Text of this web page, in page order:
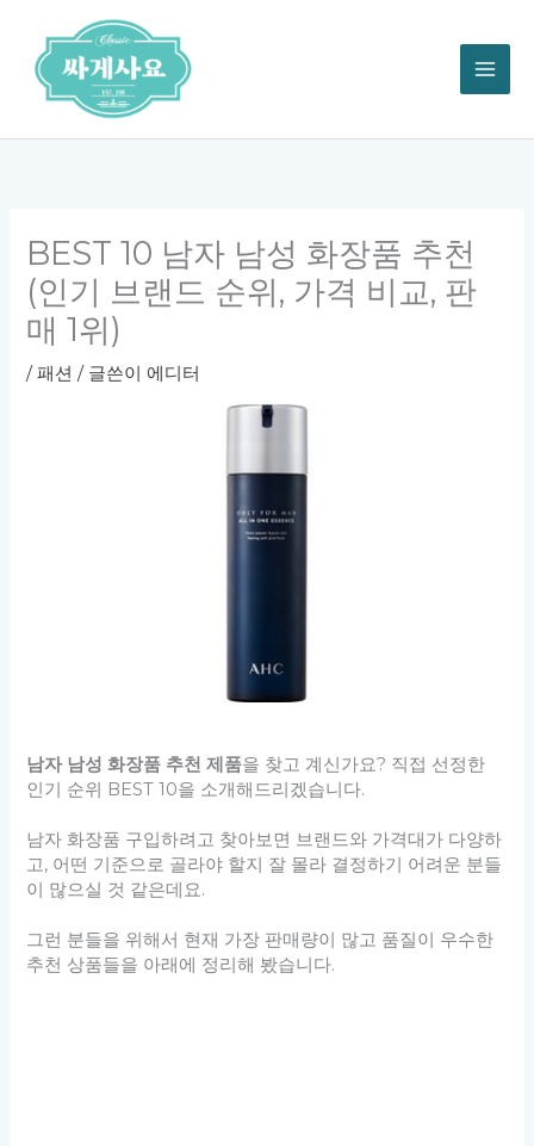
너
BEST 10 남자 남성 화장품 추천
(인기 브랜드 순위, 가격 비교, 판
매 1위)
/패션 / 글쓴이 에디터
남자 남성 화장품 추천 제품을 찾고 계신가요? 직접 선정한
인기 순위 BEST 10을 소개해드리겠습니다.
남자 화장품 구입하려고 찾아보면 브랜드와 가격대가 다양하
고, 어떤 기준으로 골라야 할지 잘 몰라 결정하기 어려운 분들
이 많으실 것 같은데요.
그런 분들을 위해서 현재 가장 판매량이 많고 품질이 우수한
추천 상품들을 아래에 정리해 봤습니다.